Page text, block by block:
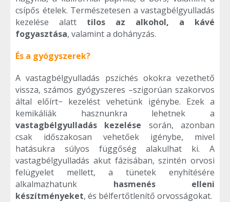
csípős ételek. Természetesen a vastagbélgyulladás
kezelése alatt tilos az alkohol, a kávé
fogyasztása, valamint a dohányzás.
És a gyógyszerek?
A vastagbélgyulladás pszichés okokra vezethető
vissza, számos gyógyszeres –szigorúan szakorvos
által előírt− kezelést vehetünk igénybe. Ezek a
kemikáliák hasznunkra lehetnek a
vastagbélgyulladás kezelése során, azonban
csak időszakosan vehetőek igénybe, mivel
hatásukra súlyos függőség alakulhat ki. A
vastagbélgyulladás akut fázisában, szintén orvosi
felügyelet mellett, a tünetek enyhítésére
alkalmazhatunk hasmenés elleni
készítményeket, és bélfertőtlenítő orvosságokat.